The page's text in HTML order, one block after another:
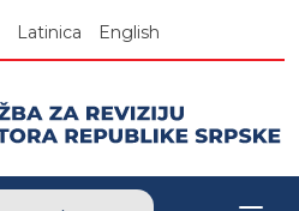
Latinica English